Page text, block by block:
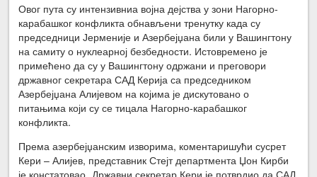
Овог пута су интензивниа војна дејства у зони Нагорно-
карабашког конфликта обнављени тренутку када су
председници Јерменије и Азербејџана били у Вашингтону
на самиту о нуклеарној безбедности. Истовремено је
примећено да су у Вашингтону одржани и преговори
државног секретара САД Керија са председником
Азербејџана Алијевом на којима је дискутовано о
питањима који су се тицала Нагорно-карабашког
конфликта.
Према азербејџанским изворима, коментаришући сусрет
Кери – Алијев, представник Стејт департмента Џон Кирби
је констатовао „Државни секретар Кери је потврдио да САД